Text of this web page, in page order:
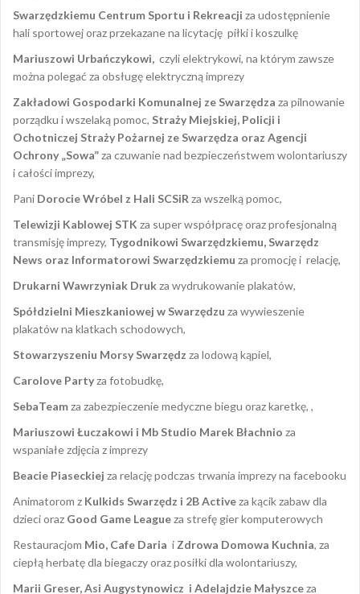
Swarzędzkiemu Centrum Sportu i Rekreacji za udostępnienie
hali sportowej oraz przekazane na licytację piłki i koszulkę
Mariuszowi Urbańczykowi, czyli elektrykowi, na którym zawsze
można polegać za obsługę elektryczną imprezy
Zakładowi Gospodarki Komunalnej ze Swarzędza za pilnowanie
porządku i wszelaką pomoc, Straży Miejskiej, Policji i
Ochotniczej Straży Pożarnej ze Swarzędza oraz Agencji
Ochrony „Sowa”za czuwanie nad bezpieczeństwem wolontariuszy
i całości imprezy,
Pani Dorocie Wróbel z Hali SCSiR za wszelką pomoc,
Telewizji Kablowej STK za super współpracę oraz profesjonalną
transmisję imprezy, Tygodnikowi Swarzędzkiemu, Swarzędz
News oraz Informatorowi Swarzędzkiemu za promocję i relację,
Drukarni Wawrzyniak Drukza wydrukowanie plakatów,
Spółdzielni Mieszkaniowej w Swarzędzu za wywieszenie
plakatów na klatkach schodowych,
Stowarzyszeniu Morsy Swarzędz za lodową kąpiel,
Carolove Partyza fotobudkę,
SebaTeamza zabezpieczenie medyczne biegu oraz karetkę, ,
Mariuszowi Łuczakowi i Mb Studio Marek Błachnio za
wspaniałe zdjęcia z imprezy
Beacie Piaseckiej za relację podczas trwania imprezy na facebooku
Animatorom z Kulkids Swarzędz i 2B Activeza kącik zabaw dla
dzieci oraz Good Game Leagueza strefę gier komputerowych
Restauracjom Mio, Cafe Daria i Zdrowa Domowa Kuchnia, za
ciepłą herbatę dla biegaczy oraz posiłki dla wolontariuszy,
Marii Greser, Asi Augystynowicz i Adelajdzie Małyszceza